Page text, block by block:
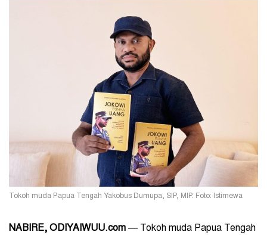
Tokoh muda Papua Tengah Yakobus Dumupa, SIP, MIP. Foto: Istimewa
NABIRE, ODIYAIWUU.com — Tokoh muda Papua Tengah